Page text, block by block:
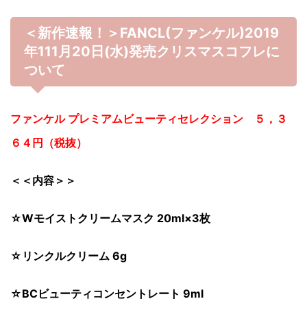
＜新作速報！＞FANCL(ファンケル)2019
年111月20日(水)発売クリスマスコフレに
ついて
ファンケル プレミアムビューティセレクション ５，３
６４円（税抜）
＜＜内容＞＞
☆Wモイストクリームマスク 20ml×3枚
☆リンクルクリーム 6g
☆BCビューティコンセントレート 9ml